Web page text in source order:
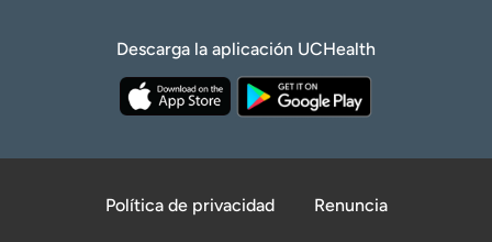
Descarga la aplicación UCHealth
Política de privacidad Renuncia